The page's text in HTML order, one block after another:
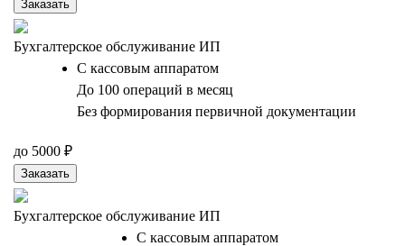
Заказать
Бухгалтерское обслуживание ИП
С кассовым аппаратом
До 100 операций в месяц
Без формирования первичной документации
до 5000 ₽
Заказать
Бухгалтерское обслуживание ИП
С кассовым аппаратом